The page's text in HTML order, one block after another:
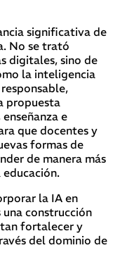
significativa de
No se trató
digitales, sino de
la inteligencia
propuesta
e
que docentes y
formas de
de manera más
la IA en
construcción
fortalecer y
del dominio de